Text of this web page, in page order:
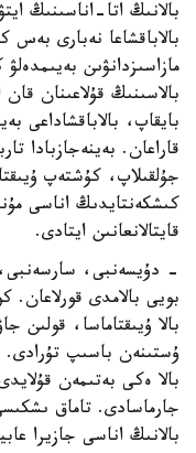
بالانىڭ اتا-اناسىنىڭ
بالاباقشاعا نەبارى
مازاسىزدانۋىن
بالاسىنىڭ قۇلاعىنان
بايقاپ، بالاباقشاداعى
قاراعان. بەينەجازبادا
جۇلقىلاپ، كۇشتەپ
كىشكەنتايدىڭ اناسى
قايتالانعانىن ايتادى.
- دۇيسەنبى،
بويى بالامدى قورلاعان.
بالا ۇيىقتاماسا،
ۇستىنەن باسىپ تۇرادى.
بالا ەكى بەتىمەن
جارماسادى. تاماق
بالانىڭ اناسى جازيرا